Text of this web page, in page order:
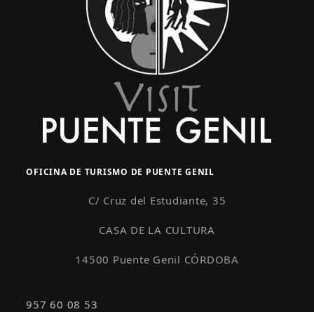
OFICINA DE TURISMO DE PUENTE GENIL
C/ Cruz del Estudiante, 35
CASA DE LA CULTURA
14500 Puente Genil CÓRDOBA
957 60 08 53